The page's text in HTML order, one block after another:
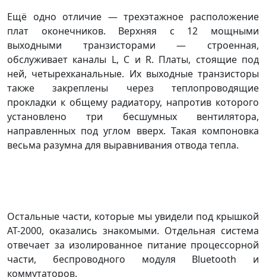
Ещё одно отличие — трехэтажное расположение
плат оконечников. Верхняя с 12 мощными
выходными транзисторами — строенная,
обслуживает каналы L, C и R. Платы, стоящие под
ней, четырехканальные. Их выходные транзисторы
также закреплены через теплопроводящие
прокладки к общему радиатору, напротив которого
установлено три бесшумных вентилятора,
направленных под углом вверх. Такая компоновка
весьма разумна для выравнивания отвода тепла.
Остальные части, которые мы увидели под крышкой
AT-2000, оказались знакомыми. Отдельная система
отвечает за изолированное питание процессорной
части, беспроводного модуля Bluetooth и
коммутаторов.